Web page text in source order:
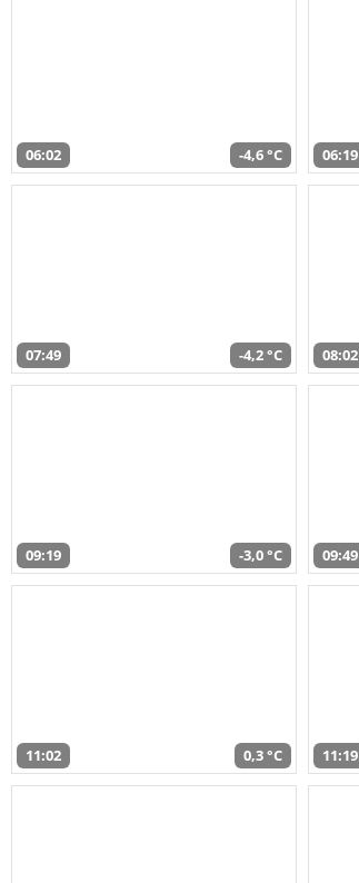
06:02 -4,6 °C 06:19
07:49 -4,2 °C 08:02
09:19 -3,0 °C 09:49
11:02 0,3 °C 11:19